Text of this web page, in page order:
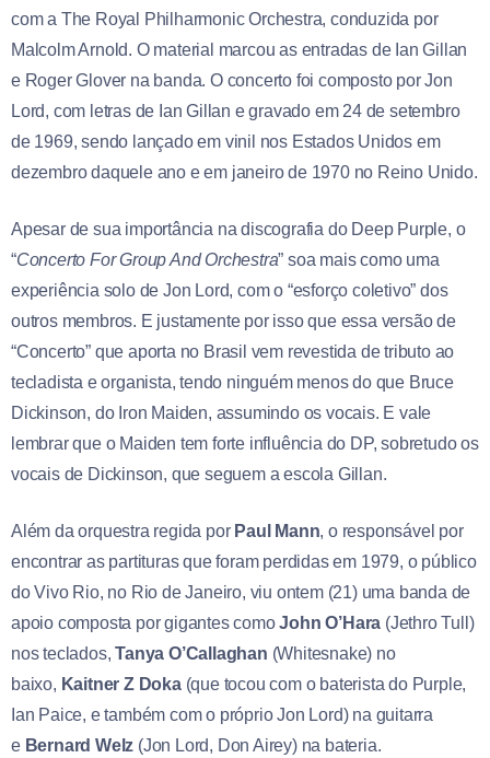
com a The Royal Philharmonic Orchestra, conduzida por
Malcolm Arnold. O material marcou as entradas de Ian Gillan
e Roger Glover na banda. O concerto foi composto por Jon
Lord, com letras de Ian Gillan e gravado em 24 de setembro
de 1969, sendo lançado em vinil nos Estados Unidos em
dezembro daquele ano e em janeiro de 1970 no Reino Unido.
Apesar de sua importância na discografia do Deep Purple, o
“Concerto For Group And Orchestra” soa mais como uma
experiência solo de Jon Lord, com o “esforço coletivo” dos
outros membros. E justamente por isso que essa versão de
“Concerto” que aporta no Brasil vem revestida de tributo ao
tecladista e organista, tendo ninguém menos do que Bruce
Dickinson, do Iron Maiden, assumindo os vocais. E vale
lembrar que o Maiden tem forte influência do DP, sobretudo os
vocais de Dickinson, que seguem a escola Gillan.
Além da orquestra regida por Paul Mann, o responsável por
encontrar as partituras que foram perdidas em 1979, o público
do Vivo Rio, no Rio de Janeiro, viu ontem (21) uma banda de
apoio composta por gigantes comoJohn O’Hara (Jethro Tull)
nos teclados,Tanya O’Callaghan (Whitesnake) no
baixo, Kaitner Z Doka(que tocou com o baterista do Purple,
Ian Paice, e também com o próprio Jon Lord) na guitarra
e Bernard Welz (Jon Lord, Don Airey) na bateria.